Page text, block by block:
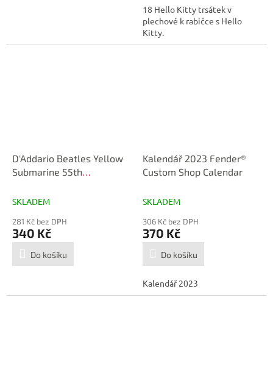
18 Hello Kitty trsátek v
plechové k rabičce s Hello
Kitty.
D'Addario Beatles Yellow
Submarine 55th
SKLADEM
281 Kč bez DPH
340 Kč
Do košíku
Kalendář 2023 Fender®
Custom Shop Calendar
SKLADEM
306 Kč bez DPH
370 Kč
Do košíku
Kalendář 2023